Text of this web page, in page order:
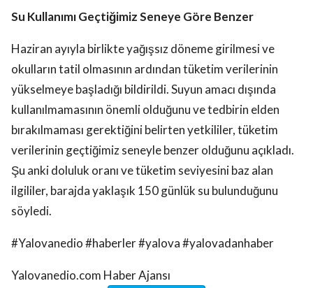
Su Kullanımı Geçtiğimiz Seneye Göre Benzer
Haziran ayıyla birlikte yağışsız döneme girilmesi ve
okulların tatil olmasının ardından tüketim verilerinin
yükselmeye başladığı bildirildi. Suyun amacı dışında
kullanılmamasının önemli olduğunu ve tedbirin elden
bırakılmaması gerektiğini belirten yetkililer, tüketim
verilerinin geçtiğimiz seneyle benzer olduğunu açıkladı.
Şu anki doluluk oranı ve tüketim seviyesini baz alan
ilgililer, barajda yaklaşık 150 günlük su bulunduğunu
söyledi.
#Yalovanedio #haberler #yalova #yalovadanhaber
Yalovanedio.com Haber Ajansı